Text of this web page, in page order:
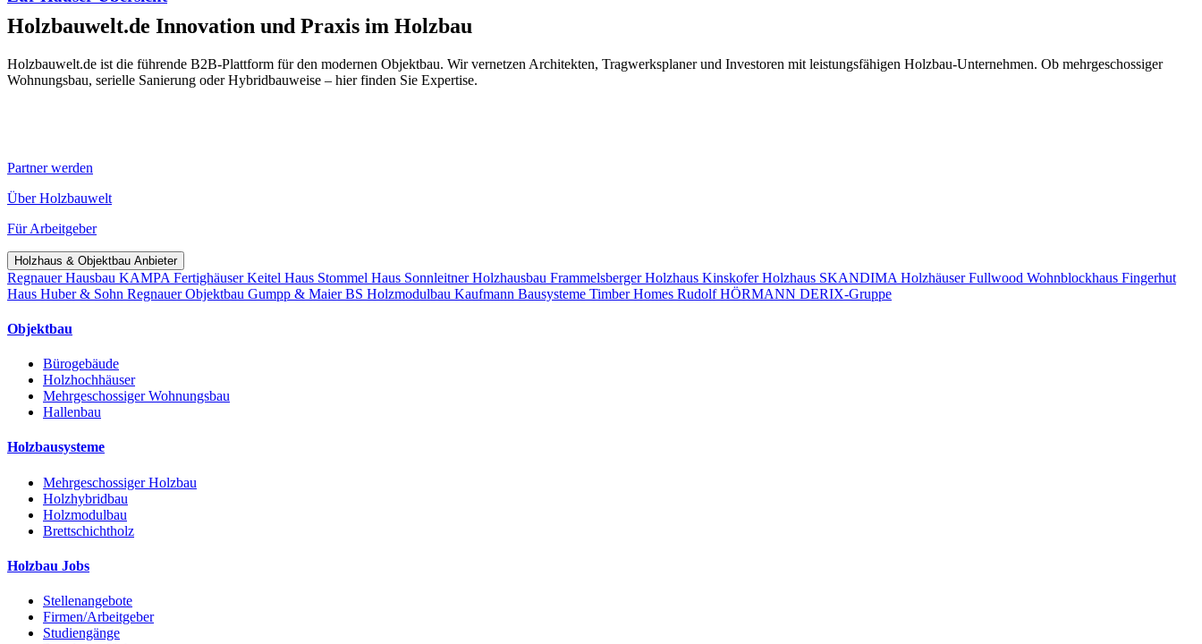
Holzbauwelt.de Innovation und Praxis im Holzbau
Holzbauwelt.de ist die führende B2B-Plattform für den modernen Objektbau. Wir vernetzen Architekten, Tragwerksplaner und Investoren mit leistungsfähigen Holzbau-Unternehmen. Ob mehrgeschossiger
Wohnungsbau, serielle Sanierung oder Hybridbauweise – hier finden Sie Expertise.
Partner werden
Über Holzbauwelt
Für Arbeitgeber
Holzhaus & Objektbau Anbieter
Regnauer Hausbau KAMPA FertighäuserKeitel Haus Stommel Haus Sonnleitner Holzhausbau Frammelsberger Holzhaus Kinskofer Holzhaus SKANDIMA HolzhäuserFullwood Wohnblockhaus Fingerhut
Haus Huber & Sohn Regnauer Objektbau Gumpp & MaierBS Holzmodulbau Kaufmann Bausysteme Timber Homes Rudolf HÖRMANN DERIX-Gruppe
Objektbau
Bürogebäude
Holzhochhäuser
Mehrgeschossiger Wohnungsbau
Hallenbau
Holzbausysteme
Mehrgeschossiger Holzbau
Holzhybridbau
Holzmodulbau
Brettschichtholz
Holzbau Jobs
Stellenangebote
Firmen/Arbeitgeber
Studiengänge